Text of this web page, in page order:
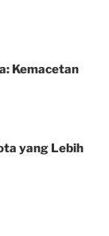
Kemacetan
yang Lebih